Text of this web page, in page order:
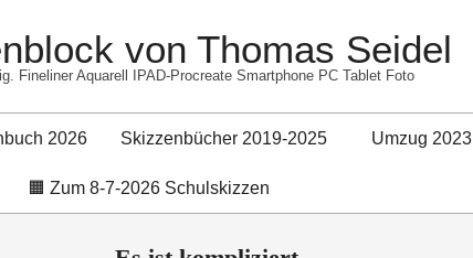
von Thomas Seidel
Fineliner Aquarell IPAD-Procreate Smartphone PC Tablet Foto
2026 Skizzenbücher 2019-2025 Umzug 2023
🟧 Zum 8-7-2026 Schulskizzen